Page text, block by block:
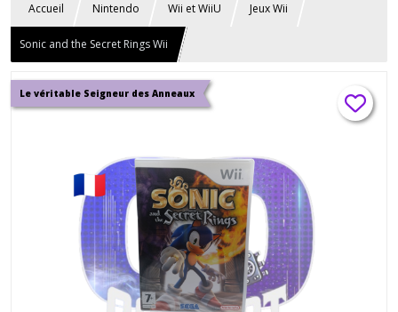
Accueil Nintendo Wii et WiiU Jeux Wii
Sonic and the Secret Rings Wii
Le véritable Seigneur des Anneaux